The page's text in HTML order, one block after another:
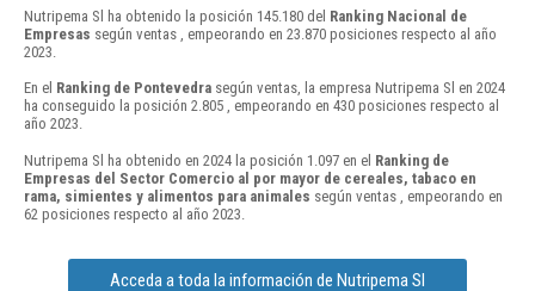
Nutripema Sl ha obtenido la posición 145.180 del Ranking Nacional de
Empresas según ventas , empeorando en 23.870 posiciones respecto al año
2023.
En el Ranking de Pontevedra según ventas, la empresa Nutripema Sl en 2024
ha conseguido la posición 2.805 , empeorando en 430 posiciones respecto al
año 2023.
Nutripema Sl ha obtenido en 2024 la posición 1.097 en el Ranking de
Empresas del Sector Comercio al por mayor de cereales, tabaco en
rama, simientes y alimentos para animales según ventas , empeorando en
62 posiciones respecto al año 2023.
Acceda a toda la información de Nutripema Sl